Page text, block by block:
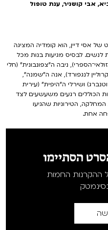
אבי קושניר, ענת טופול
של אסי דיין, הוא קומדיה המציגה
לנשים. לבסיס מגיעות בנות מכל
ניבה ה”צפונבונית” (חלי
לנגפורד), אנה ה”שמנה”,
ושירלי ה”היפית” (עירית
הכוללים רגעים משעשעים לצד
הטירוניות שהגיעו
אחת.
הסתיימו
ההקרנות החמות